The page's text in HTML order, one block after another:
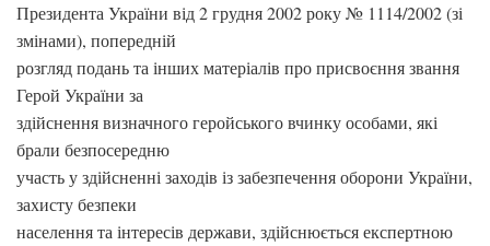
Президента України від 2 грудня 2002 року № 1114/2002 (зі
змінами), попередній
розгляд подань та інших матеріалів про присвоєння звання
Герой України за
здійснення визначного геройського вчинку особами, які
брали безпосередню
участь у здійсненні заходів із забезпечення оборони України,
захисту безпеки
населення та інтересів держави, здійснюється експертною